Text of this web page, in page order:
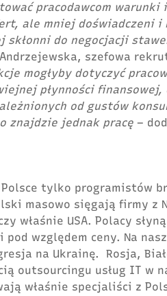
pracodawcom warunki
ale mniej doświadczeni i
skłonni do negocjacji
szefowa
mogłyby dotyczyć
płynności finansowej,
od gustów
znajdzie jednak pracę –
tylko programistów
masowo sięgają firmy z
właśnie USA. Polacy
względem ceny. Na
na Ukrainę. Rosja,
outsourcingu usług IT w
właśnie specjaliści z